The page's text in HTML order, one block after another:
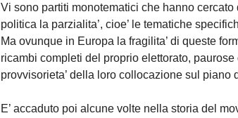
Vi sono partiti monotematici che hanno
politica la parzialita’, cioe’ le tematiche
Ma ovunque in Europa la fragilita’ di queste
ricambi completi del proprio elettorato,
provvisorieta’ della loro collocazione sul piano
E’ accaduto poi alcune volte nella storia del